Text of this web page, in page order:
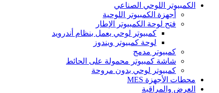
الكمبيوتر اللوحي الصناعي
أجهزة الكمبيوتر اللوحية
فتح لوحة الكمبيوتر الإطار
كمبيوتر لوحي يعمل بنظام أندرويد
لوحة كمبيوتر ويندوز
كمبيوتر مدمج
شاشة كمبيوتر محمولة على الحائط
كمبيوتر لوحي بدون مروحة
محطات الأجهزة MES
العرض والمراقبة